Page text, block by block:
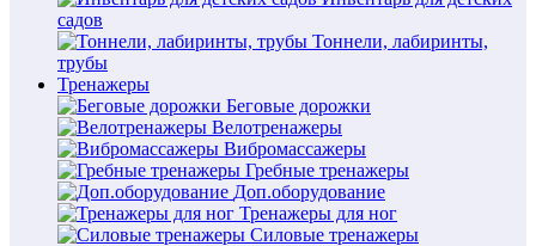
садов
Тоннели, лабиринты,
трубы
Тренажеры
Беговые дорожки
Велотренажеры
Вибромассажеры
Гребные тренажеры
Доп.оборудование
Тренажеры для ног
Силовые тренажеры